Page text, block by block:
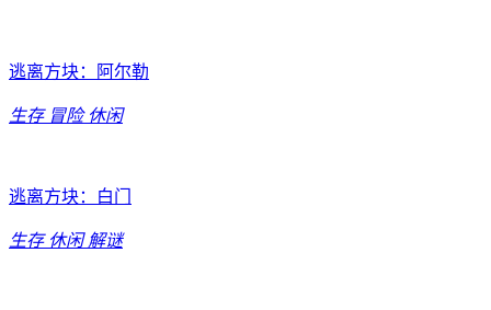
逃离方块：阿尔勒
生存 冒险 休闲
逃离方块：白门
生存 休闲 解谜